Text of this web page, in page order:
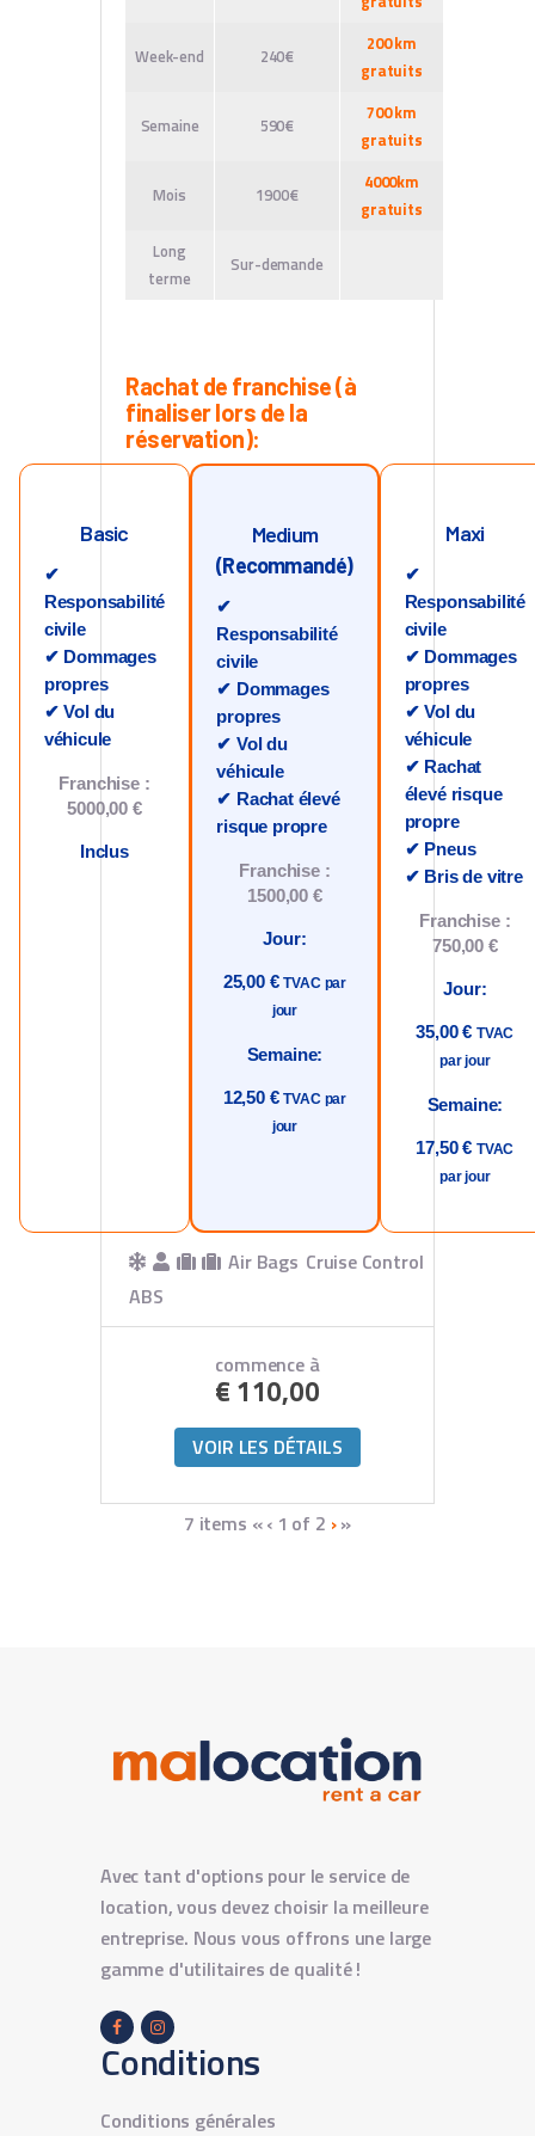
Week-end 240€
200 km
gratuits
Semaine 590€
700 km
gratuits
Mois 1900€
4000km
gratuits
Long
terme
Sur-demande
Rachat de franchise (à
finaliser lors de la
réservation):
Basic
✔
Responsabilité
civile
✔ Dommages
propres
✔ Vol du
véhicule
Franchise :
5000,00 €
Inclus
Medium
(Recommandé)
✔
Responsabilité
civile
✔ Dommages
propres
✔ Vol du
véhicule
✔ Rachat élevé
risque propre
Franchise :
1500,00 €
Jour:
25,00 € TVAC par
jour
Semaine:
12,50 € TVAC par
jour
Maxi
✔
Responsabilité
civile
✔ Dommages
propres
✔ Vol du
véhicule
✔ Rachat
élevé risque
propre
✔ Pneus
✔ Bris de vitre
Franchise :
750,00 €
Jour:
35,00 € TVAC
par jour
Semaine:
17,50 € TVAC
par jour
Air Bags Cruise Control
ABS
commence à
€ 110,00
VOIR LES DÉTAILS
7 items «‹ 1 of 2 ›»
Avec tant d'options pour le service de
location, vous devez choisir la meilleure
entreprise. Nous vous offrons une large
gamme d'utilitaires de qualité !
Conditions
Conditions générales